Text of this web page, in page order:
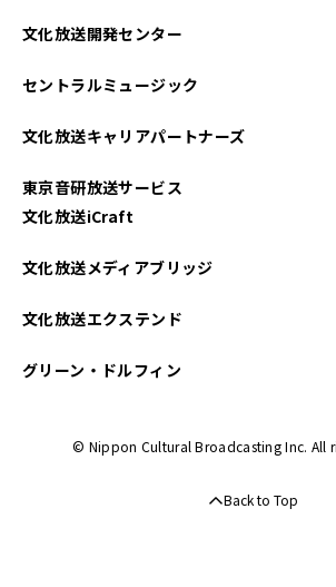
文化放送開発センター
セントラルミュージック
文化放送キャリアパートナーズ
東京音研放送サービス
文化放送iCraft
文化放送メディアブリッジ
文化放送エクステンド
グリーン・ドルフィン
© Nippon Cultural Broadcasting Inc. All
Back to Top